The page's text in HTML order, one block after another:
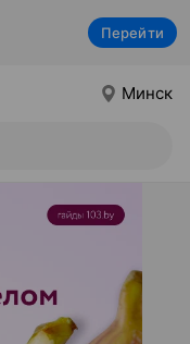
Перейти
Минск